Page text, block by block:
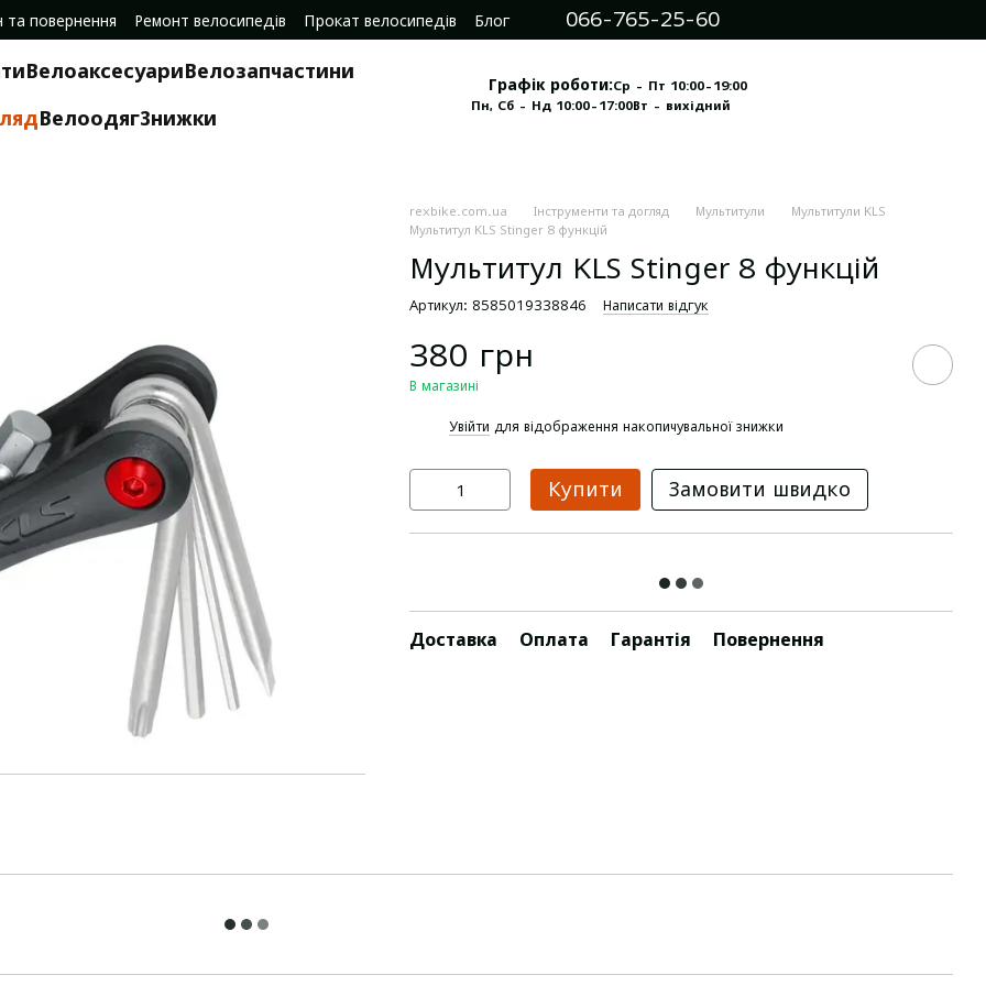
та повернення Ремонт велосипедів Прокат велосипедів
Блог
066-765-25-60
ВелоаксесуариВелозапчастини
ВелоодягЗнижки
Графік роботи:Ср - Пт 10:00-19:00
Пн, Сб - Нд 10:00-17:00Вт - вихідний
rexbike.com.ua Інструменти та догляд Мультитули
Мультитули KLS
Мультитул KLS Stinger 8 функцій
Мультитул KLS Stinger 8 функцій
Артикул: 8585019338846 Написати відгук
380 грн
В магазині
Увійти для відображення накопичувальної знижки
Купити Замовити швидко
Доставка Оплата Гарантія Повернення